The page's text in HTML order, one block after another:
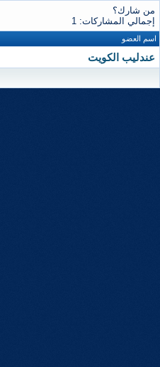
من شارك؟
إجمالي المشاركات: 1
اسم العضو
عندليب الكويت